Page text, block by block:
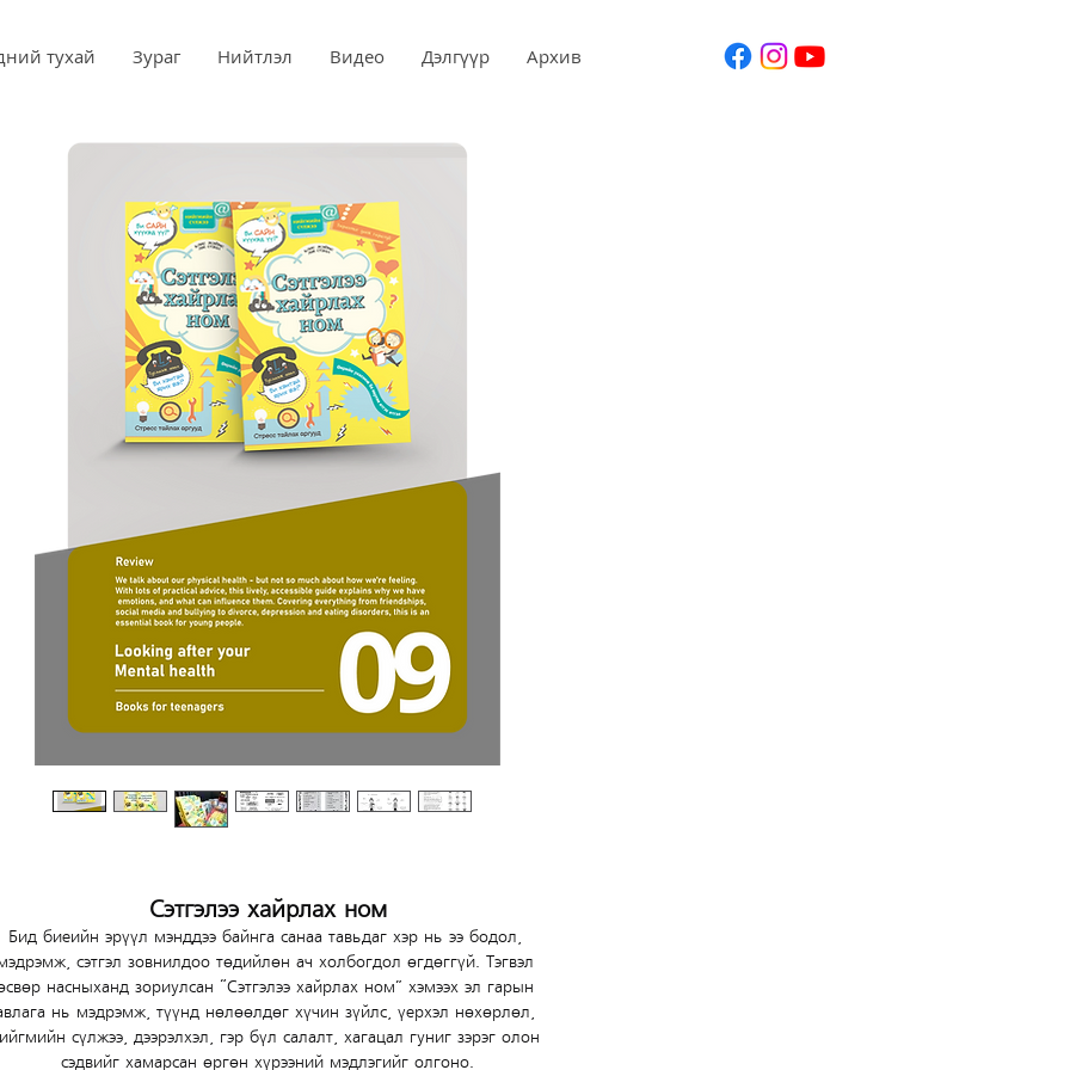
тухай Зураг Нийтлэл Видео Дэлгүүр Архив
Сэтгэлээ хайрлах ном
Бид биеийн эрүүл мэнддээ байнга санаа тавьдаг хэр нь ээ бодол,
сэтгэл зовнилдоо төдийлөн ач холбогдол өгдөггүй. Тэгвэл
насныханд зориулсан “Сэтгэлээ хайрлах ном” хэмээх эл гарын
нь мэдрэмж, түүнд нөлөөлдөг хүчин зүйлс, үерхэл нөхөрлөл,
сүлжээ, дээрэлхэл, гэр бүл салалт, хагацал гуниг зэрэг олон
сэдвийг хамарсан өргөн хүрээний мэдлэгийг олгоно.